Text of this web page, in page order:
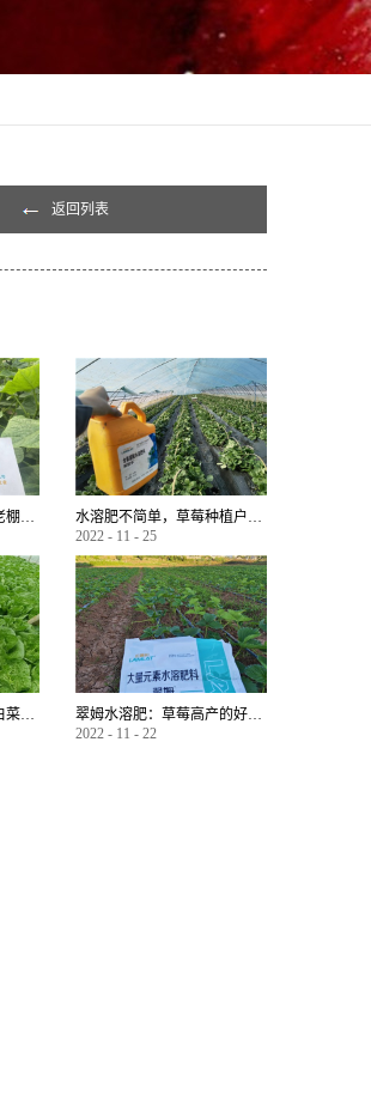
返回列表
水溶肥如何选？让你的老棚土好产量高
水溶肥不简单，草莓种植户指名要使用
2022 - 11 - 25
水溶肥效果好，让你的白菜增产不是问题
翠姆水溶肥：草莓高产的好帮手
2022 - 11 - 22